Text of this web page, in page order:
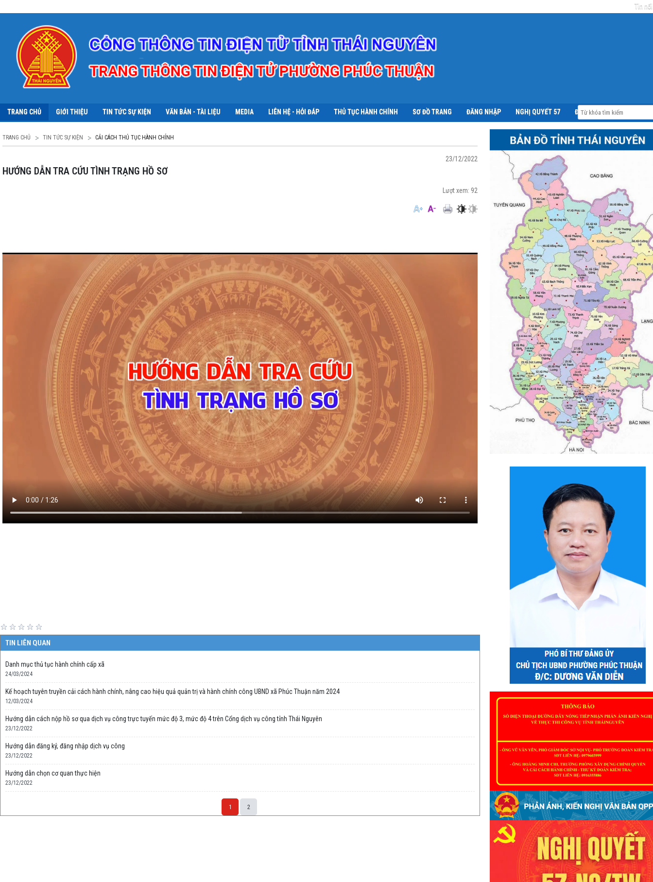
Tin
TRANG CHỦ GIỚI THIỆU TIN TỨC SỰ KIỆN VĂN BẢN - TÀI LIỆU MEDIA LIÊN HỆ - HỎI ĐÁP THỦ TỤC HÀNH CHÍNH SƠ ĐỒ TRANG ĐĂNG NHẬP NGHỊ QUYẾT 57 ĐỀ ÁN 06
TRANG CHỦ TIN TỨC SỰ KIỆN CẢI CÁCH THỦ TỤC HÀNH CHÍNH
23/12/2022
HƯỚNG DẪN TRA CỨU TÌNH TRẠNG HỒ SƠ
Lượt xem: 92
TIN LIÊN QUAN
Danh mục thủ tục hành chính cấp xã
24/03/2024
Kế hoạch tuyên truyền cải cách hành chính, nâng cao hiệu quả quản trị và hành chính công UBND xã Phúc Thuận năm 2024
12/03/2024
Hướng dẫn cách nộp hồ sơ qua dịch vụ công trực tuyến mức độ 3, mức độ 4 trên Cổng dịch vụ công tỉnh Thái Nguyên
23/12/2022
Hướng dẫn đăng ký, đăng nhập dịch vụ công
23/12/2022
Hướng dẫn chọn cơ quan thực hiện
23/12/2022
1 2